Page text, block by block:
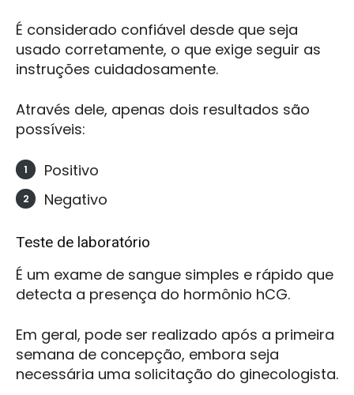
É considerado confiável desde que seja
usado corretamente, o que exige seguir as
instruções cuidadosamente.
Através dele, apenas dois resultados são
possíveis:
Positivo
Negativo
Teste de laboratório
É um exame de sangue simples e rápido que
detecta a presença do hormônio hCG.
Em geral, pode ser realizado após a primeira
semana de concepção, embora seja
necessária uma solicitação do ginecologista.